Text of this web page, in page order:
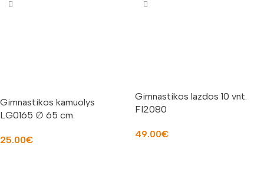
Gimnastikos kamuolys
LG0165 ∅ 65 cm
25.00€
Gimnastikos lazdos 10 vnt.
FI2080
49.00€